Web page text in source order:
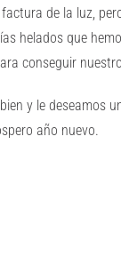
de la luz,
helados que
conseguir
y le deseamos
año nuevo.